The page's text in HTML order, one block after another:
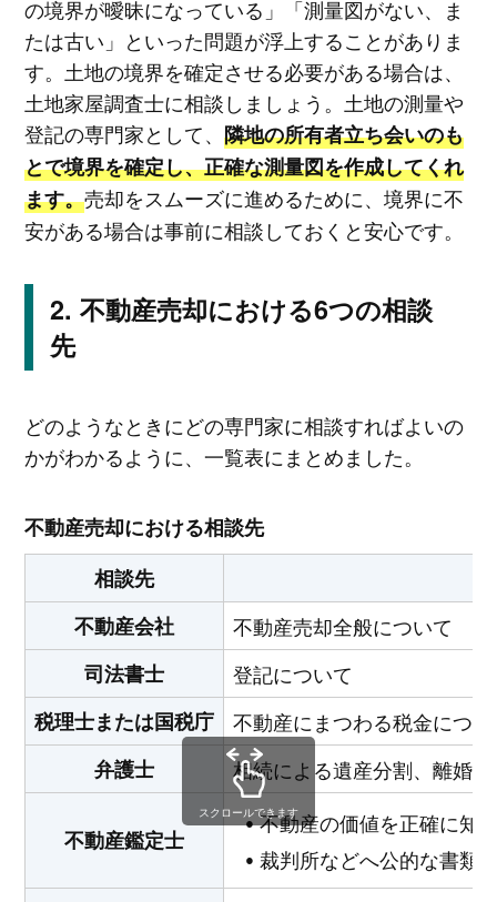
の境界が曖昧になっている」「測量図がない、ま
たは古い」といった問題が浮上することがありま
す。土地の境界を確定させる必要がある場合は、
土地家屋調査士に相談しましょう。土地の測量や
登記の専門家として、 隣地の所有者立ち会いのも
とで境界を確定し、正確な測量図を作成してくれ
ます。売却をスムーズに進めるために、境界に不
安がある場合は事前に相談しておくと安心です。
不動産売却における6つの相談
先
どのようなときにどの専門家に相談すればよいの
かがわかるように、一覧表にまとめました。
不動産売却における相談先
相談先
不動産会社
不動産売却全般について
司法書士
登記について
税理士または国税庁
不動産にまつわる税金につ
弁護士
相続による遺産分割、離婚
不動産鑑定士
不動産の価値を正確に知
裁判所などへ公的な書類
スクロールできます